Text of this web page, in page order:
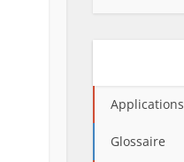
Applications
Glossaire